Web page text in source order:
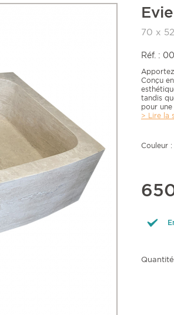
70 x
Réf. :
Conçu en
tandis
pour une
> Lire la
Couleur :